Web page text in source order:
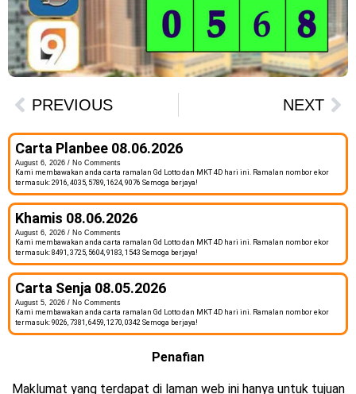
PREVIOUS NEXT
Carta Planbee 08.06.2026
August 6, 2026
No Comments
Kami membawakan anda carta ramalan Gd Lotto dan MKT 4D hari ini. Ramalan nombor ekor
termasuk: 2916, 4035, 5789, 1624, 9076 Semoga berjaya!
Khamis 08.06.2026
August 6, 2026
No Comments
Kami membawakan anda carta ramalan Gd Lotto dan MKT 4D hari ini. Ramalan nombor ekor
termasuk: 8491, 3725, 5604, 9183, 1543 Semoga berjaya!
Carta Senja 08.05.2026
August 5, 2026
No Comments
Kami membawakan anda carta ramalan Gd Lotto dan MKT 4D hari ini. Ramalan nombor ekor
termasuk: 9026, 7381, 6459, 1270, 0342 Semoga berjaya!
Penafian
Maklumat yang terdapat di laman web ini hanya untuk tujuan